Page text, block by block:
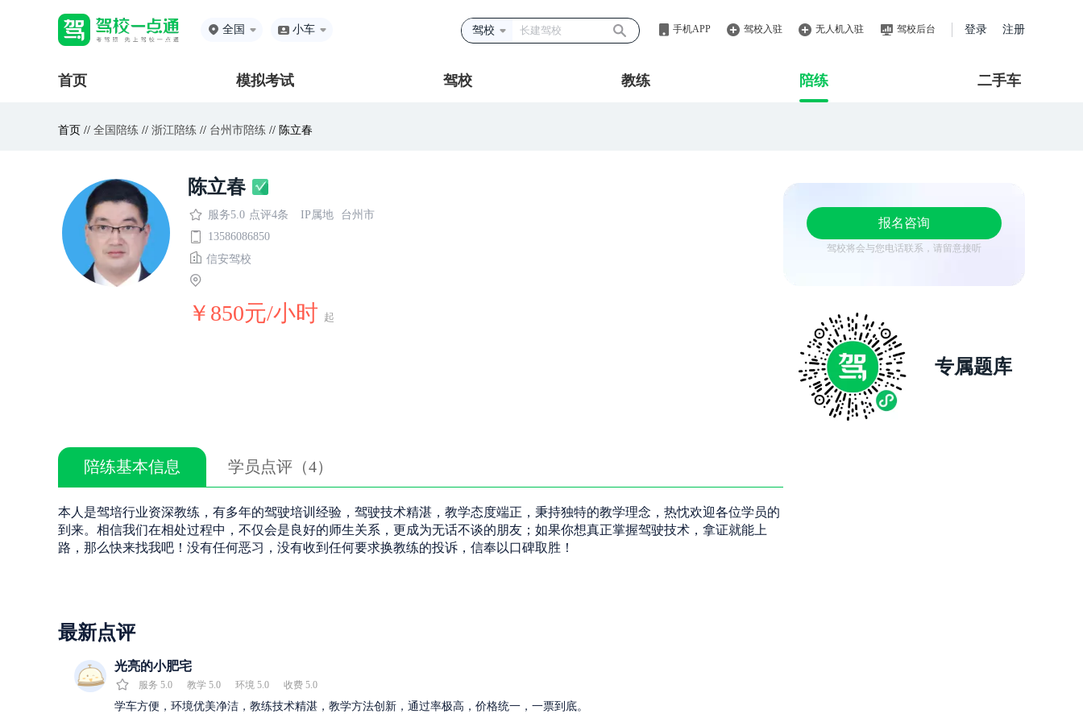
全国 小车 驾校 手机APP 驾校入驻 无人机入驻 驾校后台 登录 注册
首页 模拟考试 驾校 教练 陪练 二手车
首页 // 全国陪练 // 浙江陪练 // 台州市陪练 // 陈立春
陈立春
服务5.0 点评4条 IP属地
台州市
13586086850
信安驾校
￥850元/小时 起
报名咨询
驾校将会与您电话联系，请留意接听
专属题库
陪练基本信息 学员点评（4）
本人是驾培行业资深教练，有多年的驾驶培训经验，驾驶技术精湛，教学态度端正，秉持独特的教学理念，热忱欢迎各位学员的
到来。相信我们在相处过程中，不仅会是良好的师生关系，更成为无话不谈的朋友；如果你想真正掌握驾驶技术，拿证就能上
路，那么快来找我吧！没有任何恶习，没有收到任何要求换教练的投诉，信奉以口碑取胜！
最新点评
光亮的小肥宅
服务 5.0 教学 5.0 环境 5.0 收费 5.0
学车方便，环境优美净洁，教练技术精湛，教学方法创新，通过率极高，价格统一，一票到底。